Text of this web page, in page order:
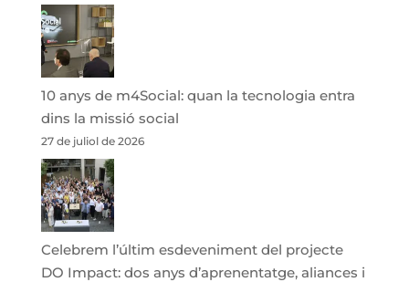
10 anys de m4Social: quan la tecnologia entra
dins la missió social
27 de juliol de 2026
Celebrem l’últim esdeveniment del projecte
DO Impact: dos anys d’aprenentatge, aliances i